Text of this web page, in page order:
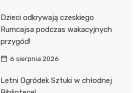
Dzieci odkrywają czeskiego
Rumcajsa podczas wakacyjnych
przygód!
6 sierpnia 2026
Letni Ogródek Sztuki w chłodnej